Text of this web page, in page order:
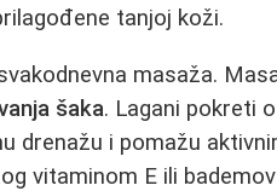
tanjoj koži.
masaža.
šaka. Lagani pokreti
drenažu i pomažu
vitaminom E ili